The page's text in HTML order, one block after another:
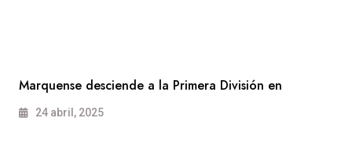
Marquense desciende a la Primera División en
24 abril, 2025